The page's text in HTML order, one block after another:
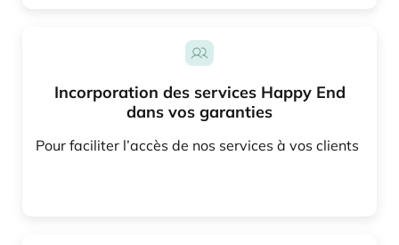
Incorporation des services Happy End
dans vos garanties
Pour faciliter l’accès de nos services à vos clients